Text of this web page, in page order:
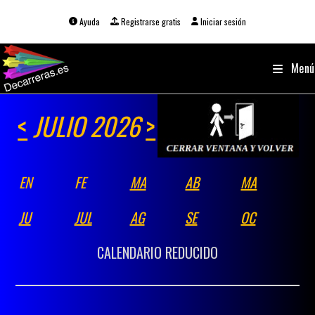
Ayuda Registrarse gratis Iniciar sesión
Menú
<JULIO 2026>
EN FE MA AB
MA
JU
JUL AG SE
OC
CALENDARIO REDUCIDO